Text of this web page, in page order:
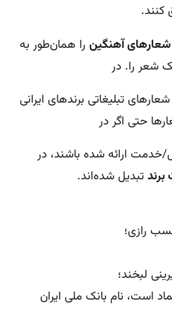
کنند.
شعارهای آهنگین را همان‌طور به
شعر را. در
تبلیغاتی برندهای ایرانی
حتی اگر در
خدمت ارائه شده باشند، در
تبدیل شده‌اند.
رازی؛
لبخند؛
است، نام بانک ملی ایران